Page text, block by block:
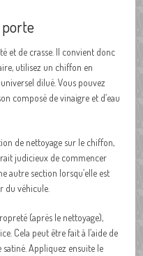
et de crasse. Il convient donc
utilisez un chiffon en
dilué. Vous pouvez
composé de vinaigre et d’eau
de nettoyage sur le chiffon,
judicieux de commencer
autre section lorsqu’elle est
du véhicule.
(après le nettoyage),
Cela peut être fait à l’aide de
Appliquez ensuite le